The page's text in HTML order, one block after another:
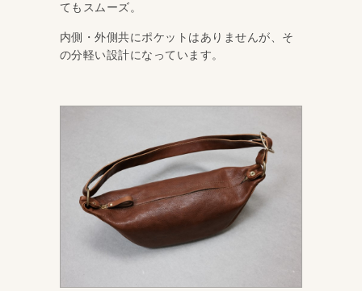
てもスムーズ。
内側・外側共にポケットはありませんが、そ
の分軽い設計になっています。